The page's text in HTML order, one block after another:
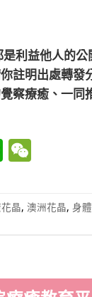
利益他人的公
註明出處轉發
察療癒、一同
晶 澳洲花晶 身